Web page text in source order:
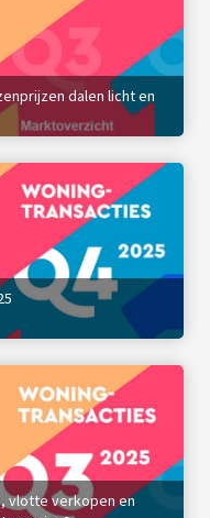
dalen licht en
vlotte verkopen en